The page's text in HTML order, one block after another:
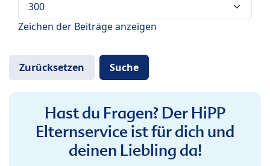
Zeichen der Beiträge anzeigen
Hast du Fragen? Der HiPP
Elternservice ist für dich und
deinen Liebling da!